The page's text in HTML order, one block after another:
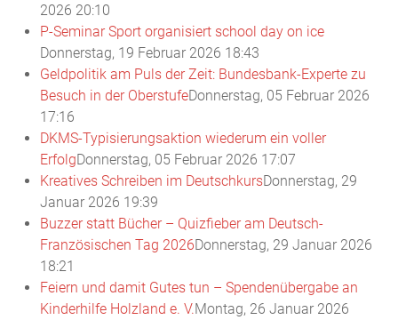
2026 20:10
P-Seminar Sport organisiert school day on ice
Donnerstag, 19 Februar 2026 18:43
Geldpolitik am Puls der Zeit: Bundesbank-Experte zu
Besuch in der OberstufeDonnerstag, 05 Februar 2026
17:16
DKMS-Typisierungsaktion wiederum ein voller
ErfolgDonnerstag, 05 Februar 2026 17:07
Kreatives Schreiben im DeutschkursDonnerstag, 29
Januar 2026 19:39
Buzzer statt Bücher – Quizfieber am Deutsch-
Französischen Tag 2026Donnerstag, 29 Januar 2026
18:21
Feiern und damit Gutes tun – Spendenübergabe an
Kinderhilfe Holzland e. V.Montag, 26 Januar 2026